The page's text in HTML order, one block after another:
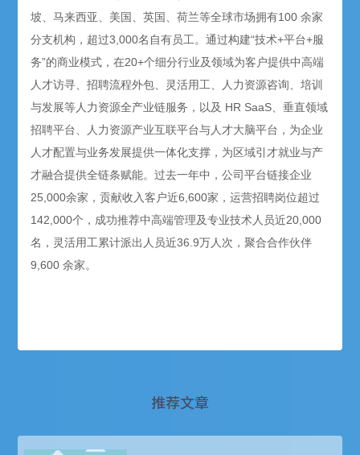
坡、马来西亚、美国、英国、荷兰等全球市场拥有100 余家
分支机构，超过3,000名自有员工。通过构建“技术+平台+服
务”的商业模式，在20+个细分行业及领域为客户提供中高端
人才访寻、招聘流程外包、灵活用工、人力资源咨询、培训
与发展等人力资源全产业链服务，以及 HR SaaS、垂直领域
招聘平台、人力资源产业互联平台与人才大脑平台，为企业
人才配置与业务发展提供一体化支撑，为区域引才就业与产
才融合提供全链条赋能。过去一年中，公司平台链接企业
25,000余家，贡献收入客户近6,600家，运营招聘岗位超过
142,000个，成功推荐中高端管理及专业技术人员近20,000
名，灵活用工累计派出人员近36.9万人次，聚合合作伙伴
9,600 余家。
推荐文章